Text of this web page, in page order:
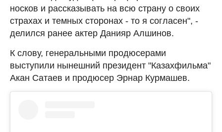
носков и рассказывать на всю страну о своих
страхах и темных сторонах - то я согласен", -
делился ранее актер Данияр Алшинов.
К слову, генеральными продюсерами
выступили нынешний президент "Казахфильма"
Акан Сатаев и продюсер Эрнар Курмашев.